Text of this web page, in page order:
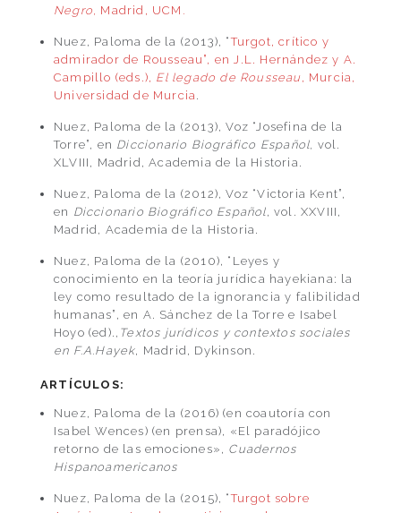
Negro, Madrid, UCM .
Nuez, Paloma de la (2013), “Turgot, crítico y
admirador de Rousseau”, en J.L. Hernández y A.
Campillo (eds.), El legado de Rousseau, Murcia,
Universidad de Murcia.
Nuez, Paloma de la (2013), Voz “Josefina de la
Torre”, en Diccionario Biográfico Español, vol.
XLVIII, Madrid, Academia de la Historia.
Nuez, Paloma de la (2012), Voz “Victoria Kent”,
en Diccionario Biográfico Español, vol. XXVIII,
Madrid, Academia de la Historia.
Nuez, Paloma de la (2010), “Leyes y
conocimiento en la teoría jurídica hayekiana: la
ley como resultado de la ignorancia y falibilidad
humanas”, en A. Sánchez de la Torre e Isabel
Hoyo (ed)., Textos jurídicos y contextos sociales
en F.A.Hayek, Madrid, Dykinson.
ARTÍCULOS:
Nuez, Paloma de la (2016) (en coautoría con
Isabel Wences) (en prensa), «El paradójico
retorno de las emociones», Cuadernos
Hispanoamericanos
Nuez, Paloma de la (2015), “Turgot sobre